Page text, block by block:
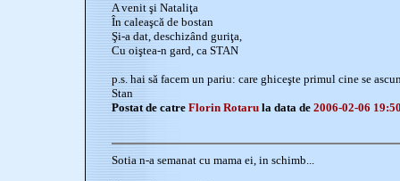
A venit şi Nataliţa
În caleaşcă de bostan
Şi-a dat, deschizând guriţa,
Cu oiştea-n gard, ca STAN
p.s. hai să facem un pariu: care ghiceşte primul cine se
Stan
Postat de catre Florin Rotaru la data de 2006-02-06
Sotia n-a semanat cu mama ei, in schimb...